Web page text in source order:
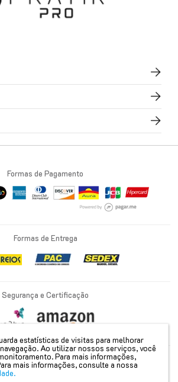
estatísticas de visitas para melhorar
Ao utilizar nossos serviços, você
Para mais informações,
mais informações, consulte a nossa
Formas de Pagamento
Formas de Entrega
Segurança e Certificação
EIRELI | CNPJ: 22.102.531/0001-28 | Rua
- Parque Industrial Castelo Branco | Ibiporã - PR | CEP: